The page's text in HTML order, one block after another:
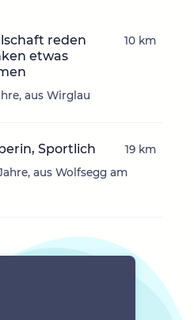
reden
etwas
aus Wirglau
10 km
Sportlich
aus Wolfsegg am
19 km